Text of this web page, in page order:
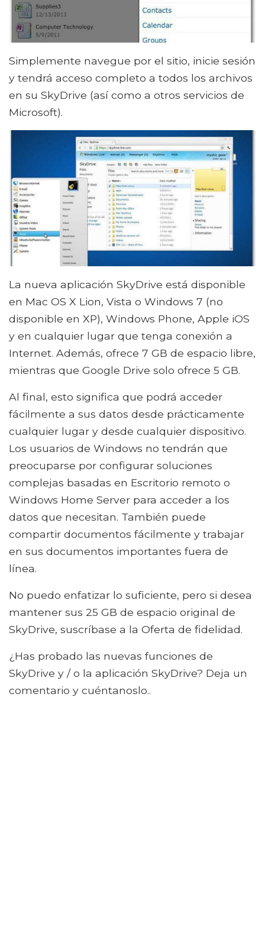
Simplemente navegue por el sitio, inicie sesión
y tendrá acceso completo a todos los archivos
en su SkyDrive (así como a otros servicios de
Microsoft).
La nueva aplicación SkyDrive está disponible
en Mac OS X Lion, Vista o Windows 7 (no
disponible en XP), Windows Phone, Apple iOS
y en cualquier lugar que tenga conexión a
Internet. Además, ofrece 7 GB de espacio libre,
mientras que Google Drive solo ofrece 5 GB.
Al final, esto significa que podrá acceder
fácilmente a sus datos desde prácticamente
cualquier lugar y desde cualquier dispositivo.
Los usuarios de Windows no tendrán que
preocuparse por configurar soluciones
complejas basadas en Escritorio remoto o
Windows Home Server para acceder a los
datos que necesitan. También puede
compartir documentos fácilmente y trabajar
en sus documentos importantes fuera de
línea.
No puedo enfatizar lo suficiente, pero si desea
mantener sus 25 GB de espacio original de
SkyDrive, suscríbase a la Oferta de fidelidad.
¿Has probado las nuevas funciones de
SkyDrive y / o la aplicación SkyDrive? Deja un
comentario y cuéntanoslo..